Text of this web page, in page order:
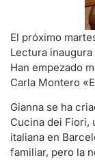
El próximo
Lectura
Han empezado
Carla Montero
Gianna se ha
Cucina dei Fiori,
italiana en
familiar, pero la